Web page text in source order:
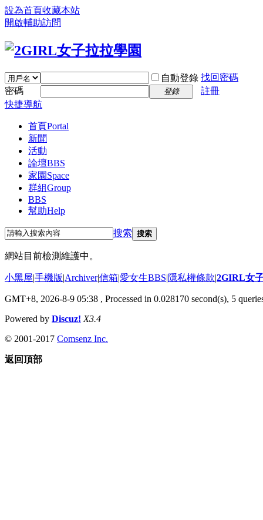
設為首頁收藏本站
開啟輔助訪問
自動登錄 找回密碼
密碼
登錄
註冊
快捷導航
首頁Portal
新聞
活動
論壇BBS
家園 Space
群組Group
BBS
幫助Help
搜索 搜索
網站目前檢測維護中。
小黑屋|手機版|Archiver|信箱|愛女生BBS|隱私權條款|2GIRL女
GMT+8, 2026-8-9 05:38 , Processed in 0.028170 second(s), 5
Powered by Discuz! X3.4
© 2001-2017 Comsenz Inc.
返回頂部